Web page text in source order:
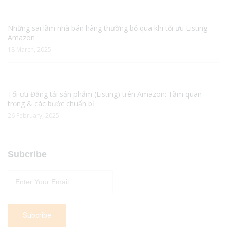
Những sai lầm nhà bán hàng thường bỏ qua khi tối ưu Listing
Amazon
18 March, 2025
Tối ưu Đăng tải sản phẩm (Listing) trên Amazon: Tầm quan
trọng & các bước chuẩn bị
26 February, 2025
Subcribe